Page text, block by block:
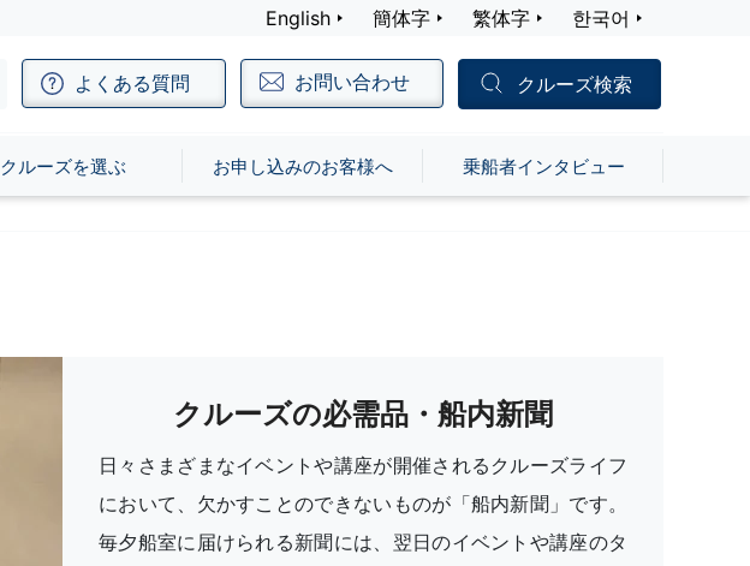
English 簡体字 繁体字 한국어
よくある質問 お問い合わせ クルーズ検索
クルーズを選ぶ お申し込みのお客様へ 乗船者インタビュー
クルーズの必需品・船内新聞
日々さまざまなイベントや講座が開催されるクルーズライフ
において、欠かすことのできないものが「船内新聞」です。
毎夕船室に届けられる新聞には、翌日のイベントや講座のタ